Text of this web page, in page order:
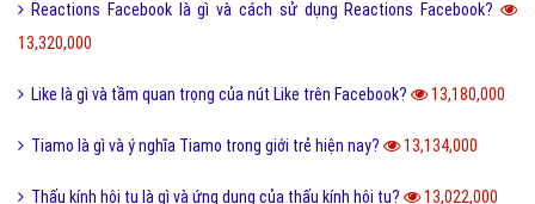
Reactions Facebook là gì và cách sử dụng Reactions Facebook?
13,320,000
Like là gì và tầm quan trọng của nút Like trên Facebook? 13,180,000
Tiamo là gì và ý nghĩa Tiamo trong giới trẻ hiện nay? 13,134,000
Thấu kính hội tụ là gì và ứng dụng của thấu kính hội tụ? 13,022,000